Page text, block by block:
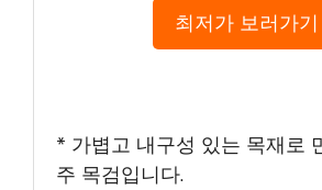
최저가 보러가기
* 가볍고 내구성 있는 목재로
주 목검입니다.